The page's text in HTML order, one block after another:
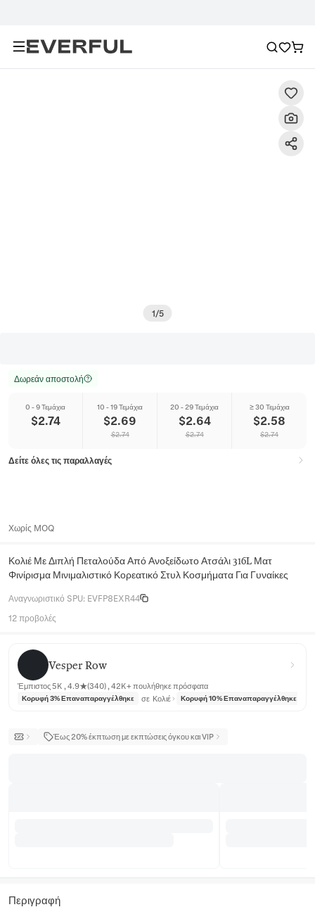
1/5
Δωρεάν αποστολή
0 - 9 Τεμάχια
$2.74
10 - 19 Τεμάχια
$2.69
$2.74
20 - 29 Τεμάχια
$2.64
$2.74
≥ 30 Τεμάχια
$2.58
$2.74
Δείτε όλες τις παραλλαγές
Χωρίς MOQ
Κολιέ Με Διπλή Πεταλούδα Από Ανοξείδωτο Ατσάλι 316L Ματ
Φινίρισμα Μινιμαλιστικό Κορεατικό Στυλ Κοσμήματα Για Γυναίκες
Αναγνωριστικό SPU: EVFP8EXR44
12 προβολές
Vesper Row
Vesper Row
Έμπιστος 5K , 4.9★(340) , 42K+ πουλήθηκε πρόσφατα
Κορυφή 3% Επαναπαραγγέλθηκε σε Κολιέ Κορυφή 10% Επαναπαραγγέλθηκε
Έως 20% έκπτωση με εκπτώσεις όγκου και VIP
Περιγραφή